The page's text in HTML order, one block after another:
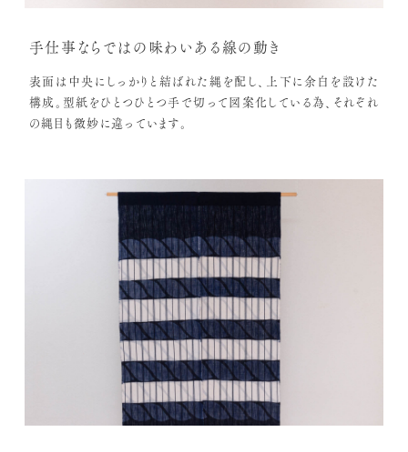
手仕事ならではの味わいある線の動き
表面は中央にしっかりと結ばれた縄を配し、上下に余白を設けた
構成。型紙をひとつひとつ手で切って図案化している為、それぞれ
の縄目も微妙に違っています。